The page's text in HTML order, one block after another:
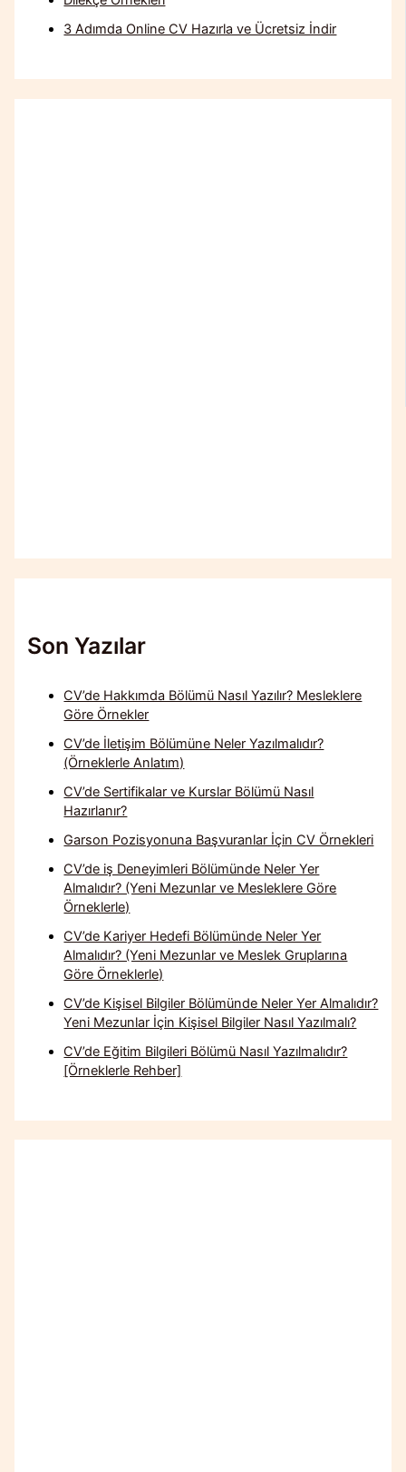
3 Adımda Online CV Hazırla ve Ücretsiz İndir
Son Yazılar
CV’de Hakkımda Bölümü Nasıl Yazılır? Mesleklere
Göre Örnekler
CV’de İletişim Bölümüne Neler Yazılmalıdır?
(Örneklerle Anlatım)
CV’de Sertifikalar ve Kurslar Bölümü Nasıl
Hazırlanır?
Garson Pozisyonuna Başvuranlar İçin CV Örnekleri
CV’de iş Deneyimleri Bölümünde Neler Yer
Almalıdır? (Yeni Mezunlar ve Mesleklere Göre
Örneklerle)
CV’de Kariyer Hedefi Bölümünde Neler Yer
Almalıdır? (Yeni Mezunlar ve Meslek Gruplarına
Göre Örneklerle)
CV’de Kişisel Bilgiler Bölümünde Neler Yer Almalıdır?
Yeni Mezunlar İçin Kişisel Bilgiler Nasıl Yazılmalı?
CV’de Eğitim Bilgileri Bölümü Nasıl Yazılmalıdır?
[Örneklerle Rehber]